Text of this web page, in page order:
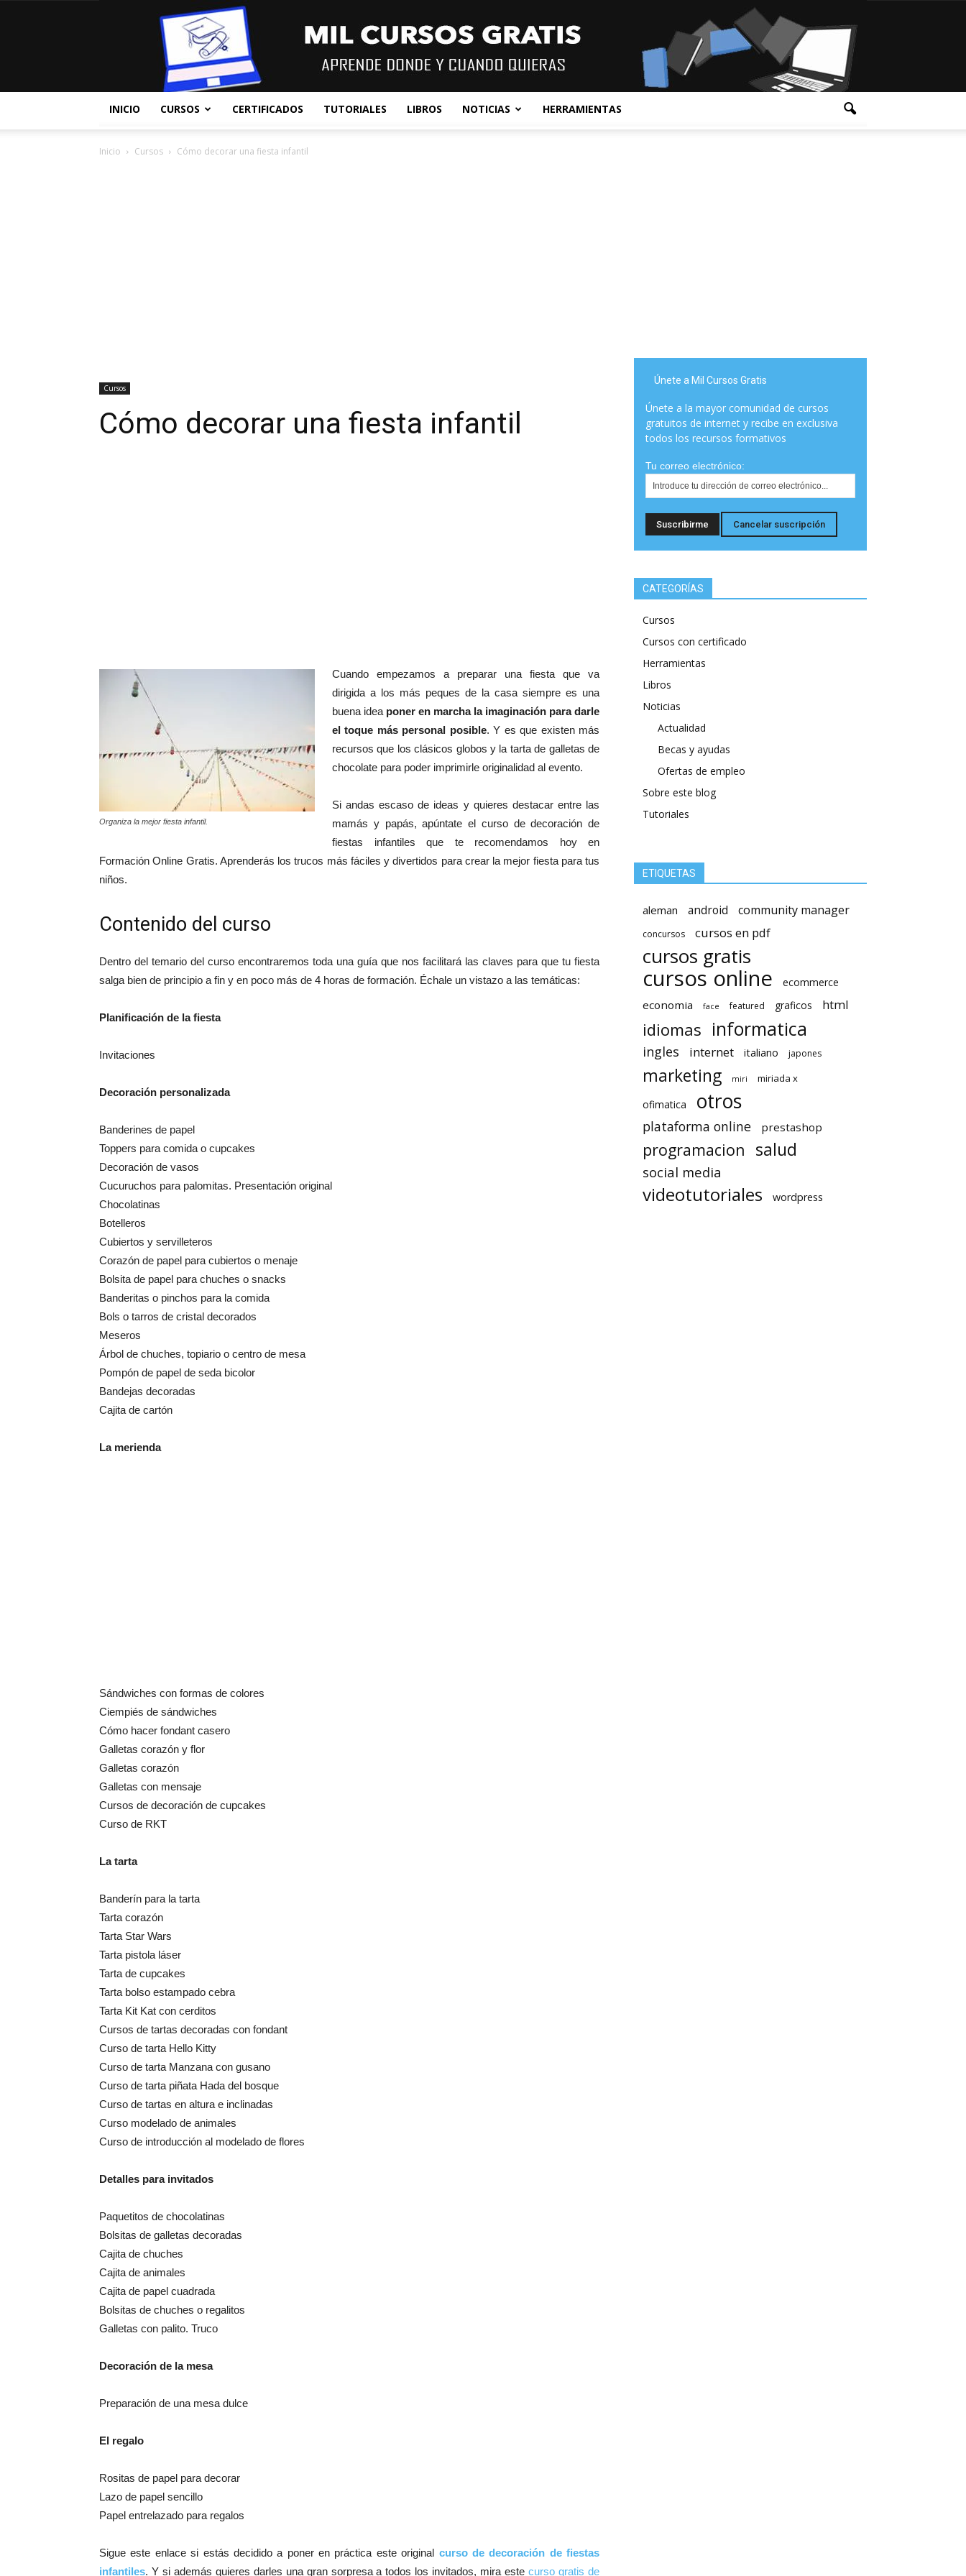
INICIO CURSOS CERTIFICADOS TUTORIALES LIBROS NOTICIAS HERRAMIENTAS
Inicio Cursos Cómo decorar una fiesta infantil
Cursos
Cómo decorar una fiesta infantil
Organiza la mejor fiesta infantil.
Cuando empezamos a preparar una fiesta que va
dirigida a los más peques de la casa siempre es una
buena idea poner en marcha la imaginación para darle
el toque más personal posible. Y es que existen más
recursos que los clásicos globos y la tarta de galletas de
chocolate para poder imprimirle originalidad al evento.
Si andas escaso de ideas y quieres destacar entre las
mamás y papás, apúntate el curso de decoración de
fiestas infantiles que te recomendamos hoy en
Formación Online Gratis. Aprenderás los trucos más fáciles y divertidos para crear la mejor fiesta para tus
niños.
Contenido del curso
Dentro del temario del curso encontraremos toda una guía que nos facilitará las claves para que tu fiesta
salga bien de principio a fin y en poco más de 4 horas de formación. Échale un vistazo a las temáticas:
Planificación de la fiesta
Invitaciones
Decoración personalizada
Banderines de papel
Toppers para comida o cupcakes
Decoración de vasos
Cucuruchos para palomitas. Presentación original
Chocolatinas
Botelleros
Cubiertos y servilleteros
Corazón de papel para cubiertos o menaje
Bolsita de papel para chuches o snacks
Banderitas o pinchos para la comida
Bols o tarros de cristal decorados
Meseros
Árbol de chuches, topiario o centro de mesa
Pompón de papel de seda bicolor
Bandejas decoradas
Cajita de cartón
La merienda
Sándwiches con formas de colores
Ciempiés de sándwiches
Cómo hacer fondant casero
Galletas corazón y flor
Galletas corazón
Galletas con mensaje
Cursos de decoración de cupcakes
Curso de RKT
La tarta
Banderín para la tarta
Tarta corazón
Tarta Star Wars
Tarta pistola láser
Tarta de cupcakes
Tarta bolso estampado cebra
Tarta Kit Kat con cerditos
Cursos de tartas decoradas con fondant
Curso de tarta Hello Kitty
Curso de tarta Manzana con gusano
Curso de tarta piñata Hada del bosque
Curso de tartas en altura e inclinadas
Curso modelado de animales
Curso de introducción al modelado de flores
Detalles para invitados
Paquetitos de chocolatinas
Bolsitas de galletas decoradas
Cajita de chuches
Cajita de animales
Cajita de papel cuadrada
Bolsitas de chuches o regalitos
Galletas con palito. Truco
Decoración de la mesa
Preparación de una mesa dulce
El regalo
Rositas de papel para decorar
Lazo de papel sencillo
Papel entrelazado para regalos
Sigue este enlace si estás decidido a poner en práctica este original curso de decoración de fiestas
infantiles. Y si además quieres darles una gran sorpresa a todos los invitados, mira estecurso gratis de
Únete a Mil Cursos Gratis
Únete a la mayor comunidad de cursos
gratuitos de internet y recibe en exclusiva
todos los recursos formativos
Tu correo electrónico:
CATEGORÍAS
Cursos
Cursos con certificado
Herramientas
Libros
Noticias
Actualidad
Becas y ayudas
Ofertas de empleo
Sobre este blog
Tutoriales
ETIQUETAS
aleman android community manager
concursos cursos en pdf
cursos gratis
cursos online ecommerce
economia face featured graficos html
idiomas informatica
ingles internet italiano japones
marketing miri miriada x
ofimatica otros
plataforma online prestashop
programacion salud
social media
videotutoriales wordpress